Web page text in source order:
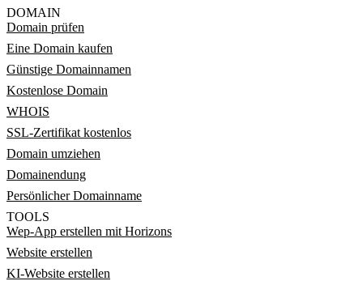
DOMAIN
Domain prüfen
Eine Domain kaufen
Günstige Domainnamen
Kostenlose Domain
WHOIS
SSL-Zertifikat kostenlos
Domain umziehen
Domainendung
Persönlicher Domainname
TOOLS
Wep-App erstellen mit Horizons
Website erstellen
KI-Website erstellen